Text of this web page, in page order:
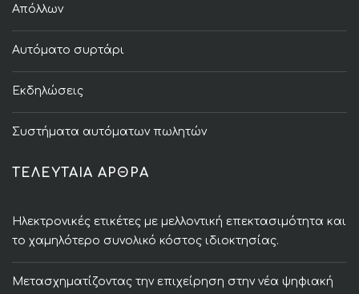
Απόλλων
Αυτόματο συρτάρι
Εκδηλώσεις
Συστήματα αυτόματων πωλητών
ΤΕΛΕΥΤΑΙΑ ΑΡΘΡΑ
Ηλεκτρονικές ετικέτες με μελλοντική επεκτασιμότητα και
το χαμηλότερο συνολικό κόστος ιδιοκτησίας.
Μετασχηματίζοντας την επιχείρηση στην νέα ψηφιακή